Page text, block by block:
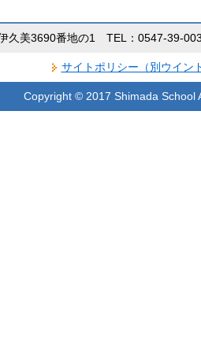
久美3690番地の1 TEL：0547-39-
サイトポリシー（別ウイン
Copyright © 2017 Shimada School